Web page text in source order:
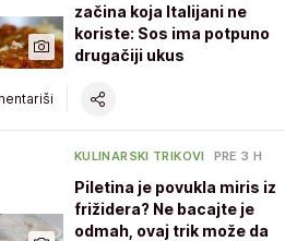
začina koja Italijani ne
koriste: Sos ima potpuno
drugačiji ukus
KULINARSKI TRIKOVI PRE 3 H
Piletina je povukla miris iz
frižidera? Ne bacajte je
odmah, ovaj trik može da